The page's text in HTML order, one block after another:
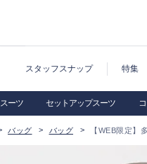
スタッフスナップ 特集
スーツ セットアップスーツ
バッグ バッグ 【WEB限定】